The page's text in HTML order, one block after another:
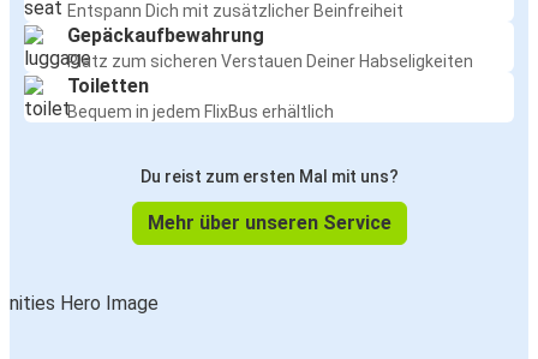
Entspann Dich mit zusätzlicher Beinfreiheit
Gepäckaufbewahrung
Platz zum sicheren Verstauen Deiner Habseligkeiten
Toiletten
Bequem in jedem FlixBus erhältlich
Du reist zum ersten Mal mit uns?
Mehr über unseren Service